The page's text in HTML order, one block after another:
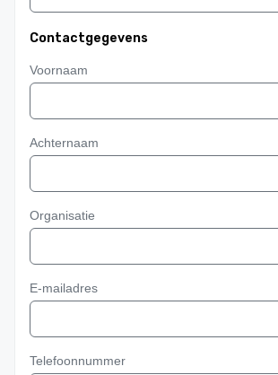
Contactgegevens
Voornaam
Achternaam
Organisatie
E-mailadres
Telefoonnummer